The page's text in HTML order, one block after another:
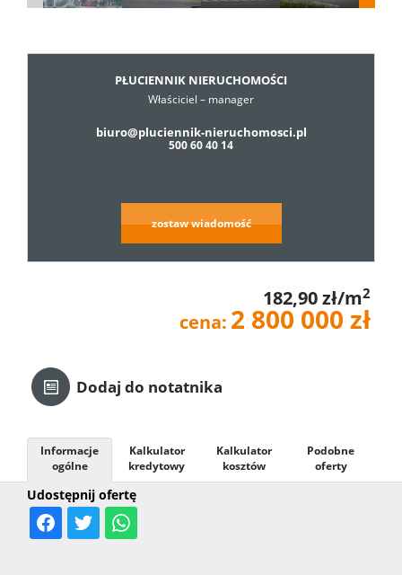
PŁUCIENNIK NIERUCHOMOŚCI
Właściciel – manager
biuro@pluciennik-nieruchomosci.pl
500 60 40 14
zostaw wiadomość
182,90 zł/m2
cena: 2 800 000 zł
Dodaj do notatnika
Udostępnij ofertę
Informacje
ogólne
Kalkulator
kredytowy
Kalkulator
kosztów
Podobne
oferty